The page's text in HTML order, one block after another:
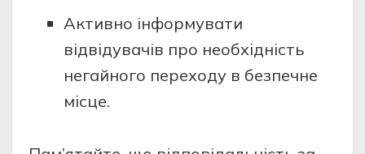
Активно інформувати
відвідувачів про необхідність
негайного переходу в безпечне
місце.